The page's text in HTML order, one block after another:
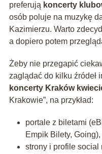
preferują koncerty
osób poluje na muzykę
Kazimierzu. Warto
a dopiero potem
Żeby nie przegapić
zaglądać do kilku źródeł
koncerty Kraków
Krakowie”, na przykład:
portale z biletami
Empik Bilety, Going),
strony i profile